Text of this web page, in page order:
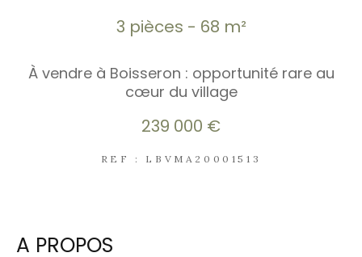
3 pièces - 68 m²
À vendre à Boisseron : opportunité rare au
cœur du village
239 000 €
REF : LBVMA20001513
A PROPOS